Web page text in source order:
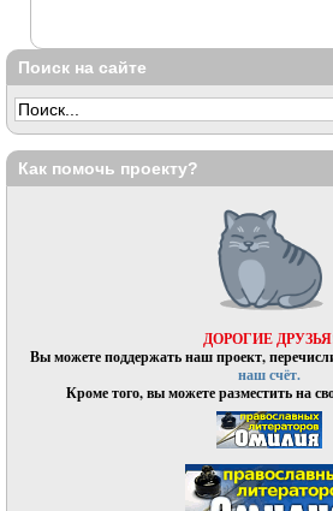
Поиск на сайте
Как помочь проекту?
ДОРОГИЕ
Вы можете поддержать наш проект,
наш счёт.
Кроме того, вы можете разместить на